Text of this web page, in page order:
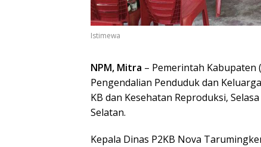
Istimewa
NPM, Mitra – Pemerintah Kabupaten
Pengendalian Penduduk dan
KB dan Kesehatan Reproduksi,
Selatan.
Kepala Dinas P2KB Nova